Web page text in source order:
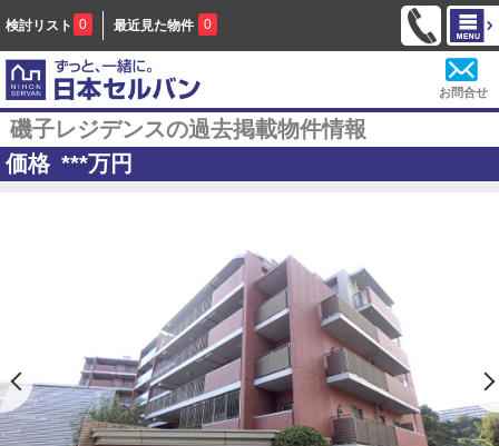
検討リスト 0 最近見た物件 0
お問合せ
磯子レジデンスの過去掲載物件情報
価格 ***万円